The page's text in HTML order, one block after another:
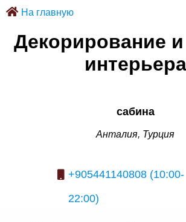
На главную
Декорирование
интерьера
сабина
Анталия, Турция
+905441140808 (10:00-
22:00)